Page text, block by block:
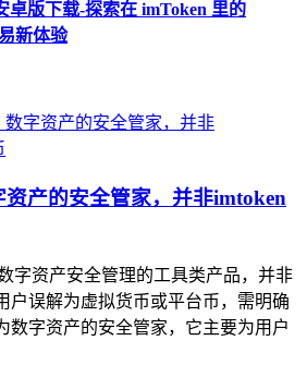
卓版下载-探索在 imToken 里的
新体验
产的安全管家，并非imtoken
字资产安全管理的工具类产品，并非
户误解为虚拟货币或平台币，需明确
数字资产的安全管家，它主要为用户